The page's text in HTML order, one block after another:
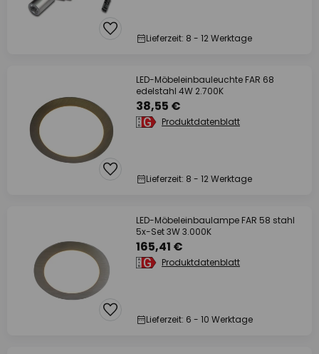
Lieferzeit: 8 - 12 Werktage
LED-Möbeleinbauleuchte FAR 68
edelstahl 4W 2.700K
38,55 €
Produktdatenblatt
Lieferzeit: 8 - 12 Werktage
LED-Möbeleinbaulampe FAR 58 stahl
5x-Set 3W 3.000K
165,41 €
Produktdatenblatt
Lieferzeit: 6 - 10 Werktage